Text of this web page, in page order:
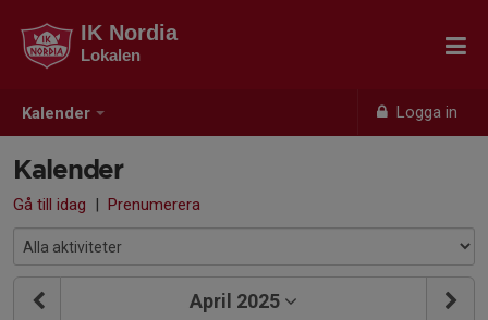
Kalender Logga in
IK Nordia
Lokalen
Kalender
Gå till idag | Prenumerera
April 2025